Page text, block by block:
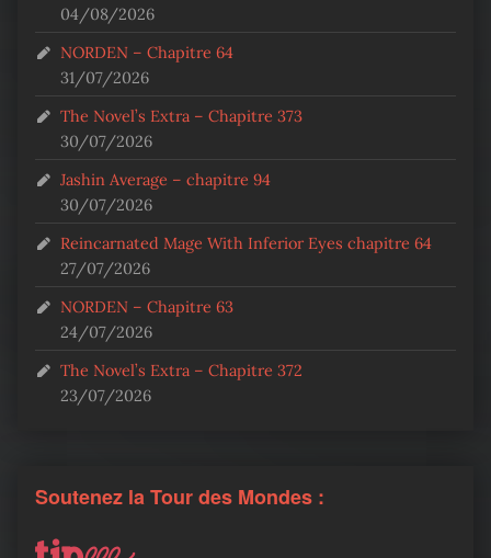
04/08/2026
NORDEN – Chapitre 64
31/07/2026
The Novel’s Extra – Chapitre 373
30/07/2026
Jashin Average – chapitre 94
30/07/2026
Reincarnated Mage With Inferior Eyes chapitre 64
27/07/2026
NORDEN – Chapitre 63
24/07/2026
The Novel’s Extra – Chapitre 372
23/07/2026
Soutenez la Tour des Mondes :